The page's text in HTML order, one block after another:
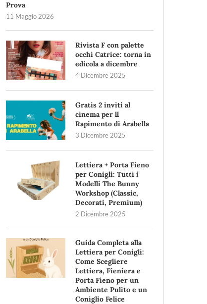
Prova
11 Maggio 2026
Rivista F con palette
occhi Catrice: torna in
edicola a dicembre
4 Dicembre 2025
Gratis 2 inviti al
cinema per ll
Rapimento di Arabella
3 Dicembre 2025
Lettiera + Porta Fieno
per Conigli: Tutti i
Modelli The Bunny
Workshop (Classic,
Decorati, Premium)
2 Dicembre 2025
Guida Completa alla
Lettiera per Conigli:
Come Scegliere
Lettiera, Fieniera e
Porta Fieno per un
Ambiente Pulito e un
Coniglio Felice